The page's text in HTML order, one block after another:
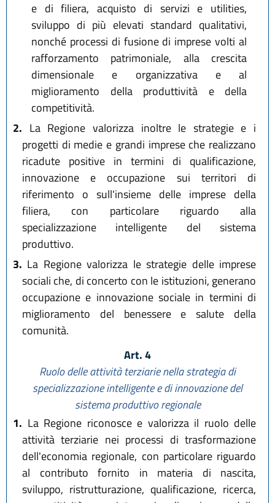
e di filiera, acquisto di servizi e utilities,
sviluppo di più elevati standard qualitativi,
nonché processi di fusione di imprese volti al
rafforzamento patrimoniale, alla crescita
dimensionale e organizzativa e al
miglioramento della produttività e della
competitività.
2. La Regione valorizza inoltre le strategie e i
progetti di medie e grandi imprese che realizzano
ricadute positive in termini di qualificazione,
innovazione e occupazione sui territori di
riferimento o sull'insieme delle imprese della
filiera, con particolare riguardo alla
specializzazione intelligente del sistema
produttivo.
3. La Regione valorizza le strategie delle imprese
sociali che, di concerto con le istituzioni, generano
occupazione e innovazione sociale in termini di
miglioramento del benessere e salute della
comunità.
Art. 4
Ruolo delle attività terziarie nella strategia di
specializzazione intelligente e di innovazione del
sistema produttivo regionale
1. La Regione riconosce e valorizza il ruolo delle
attività terziarie nei processi di trasformazione
dell'economia regionale, con particolare riguardo
al contributo fornito in materia di nascita,
sviluppo, ristrutturazione, qualificazione, ricerca,